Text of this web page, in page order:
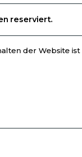
reserviert.
der Website